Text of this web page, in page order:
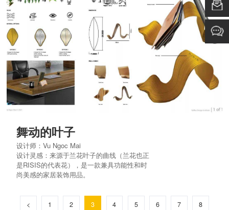
舞动的叶子
设计师：Vu Ngoc Mai
设计灵感：来源于兰花叶子的曲线（兰花也正
是RISIS的代表花），是一款兼具功能性和时
尚美感的家居装饰用品。
< 1 2 3 4 5 6 7
8